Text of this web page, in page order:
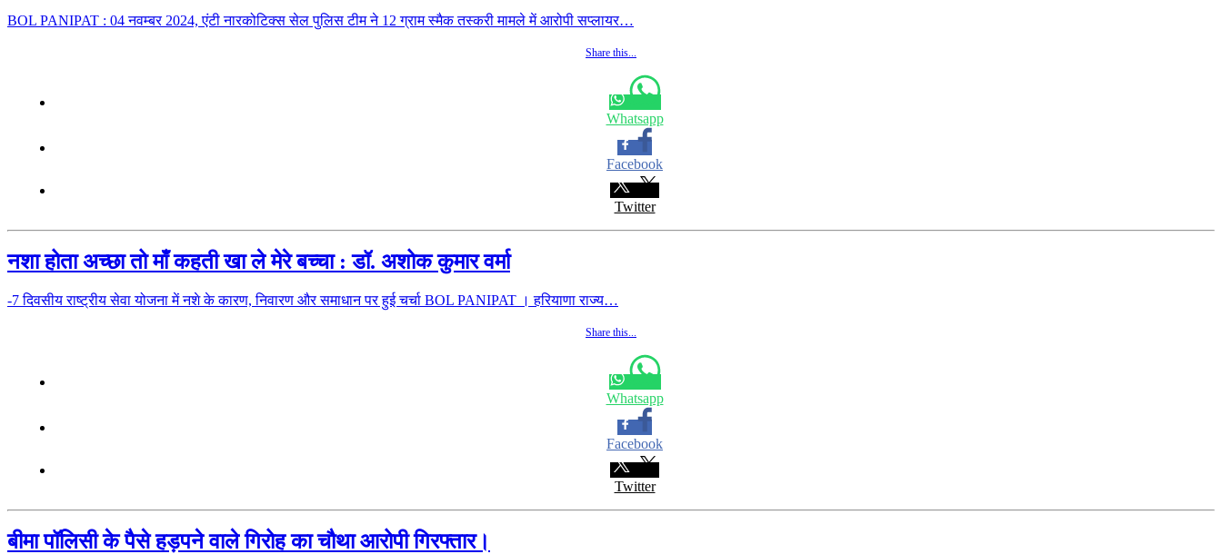
BOL PANIPAT : 04 नवम्बर 2024, एंटी नारकोटिक्स सेल पुलिस टीम ने 12 ग्राम स्मैक तस्करी मामले में आरोपी सप्लायर…
Share this...
Whatsapp
Facebook
Twitter
नशा होता अच्छा तो माँ कहती खा ले मेरे बच्चा : डॉ. अशोक कुमार वर्मा
-7 दिवसीय राष्ट्रीय सेवा योजना में नशे के कारण, निवारण और समाधान पर हुई चर्चा BOL PANIPAT । हरियाणा राज्य…
Share this...
Whatsapp
Facebook
Twitter
बीमा पॉलिसी के पैसे हड़पने वाले गिरोह का चौथा आरोपी गिरफ्तार।